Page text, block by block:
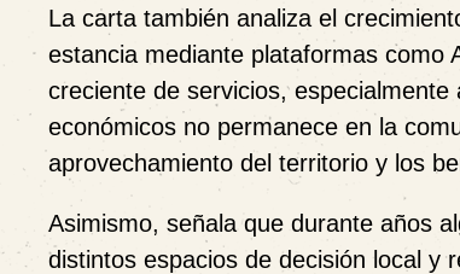
La carta también analiza el
estancia mediante plataformas como
creciente de servicios,
económicos no permanece en la
aprovechamiento del territorio y los
Asimismo, señala que durante años
distintos espacios de decisión local y